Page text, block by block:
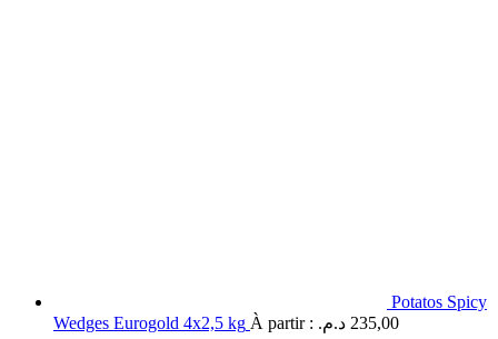
Potatos Spicy
Wedges Eurogold 4x2,5 kg À partir : 235,00 د.م.